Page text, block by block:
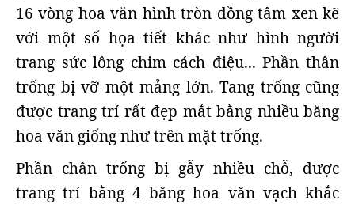
16 vòng hoa văn hình tròn đồng tâm xen kẽ
với một số họa tiết khác như hình người
trang sức lông chim cách điệu... Phần thân
trống bị vỡ một mảng lớn. Tang trống cũng
được trang trí rất đẹp mắt bằng nhiều băng
hoa văn giống như trên mặt trống.
Phần chân trống bị gẫy nhiều chỗ, được
trang trí bằng 4 băng hoa văn vạch khắc